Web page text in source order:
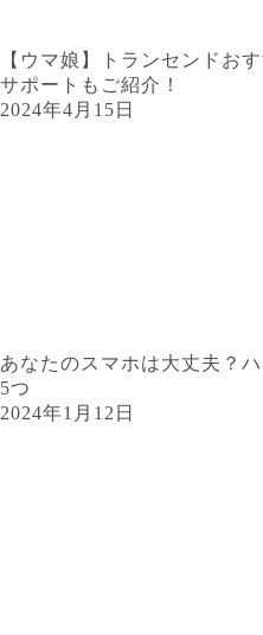
【ウマ娘】トランセンドお
サポートもご紹介！
2024年4月15日
あなたのスマホは大丈夫？
5つ
2024年1月12日